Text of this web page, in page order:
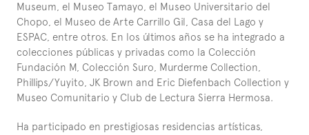
Museum, el Museo Tamayo, el Museo Universitario del
Chopo, el Museo de Arte Carrillo Gil, Casa del Lago y
ESPAC, entre otros. En los últimos años se ha integrado a
colecciones públicas y privadas como la Colección
Fundación M, Colección Suro, Murderme Collection,
Phillips/Yuyito, JK Brown and Eric Diefenbach Collection y
Museo Comunitario y Club de Lectura Sierra Hermosa.
Ha participado en prestigiosas residencias artísticas,